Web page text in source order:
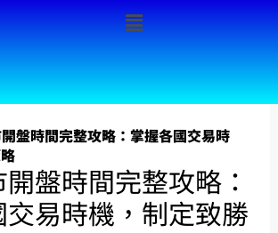
Menu
盤時間完整攻略：掌握各國交易時
盤時間完整攻略：
易時機，制定致勝